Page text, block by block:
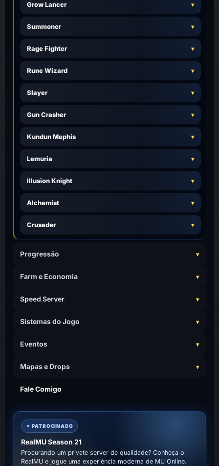
Grow Lancer
Summoner
Rage Fighter
Rune Wizard
Slayer
Gun Crasher
Kundun Mephis
Lemuria
Illusion Knight
Alchemist
Crusader
Progressão
Farm e Economia
Speed Server
Sistemas do Jogo
Eventos
Mapas e Drops
Fale Comigo
✦ PATROCINADO
RealMU Season 21
Procurando um private server de qualidade? Conheça o
RealMU e jogue uma experiência moderna de MU Online.